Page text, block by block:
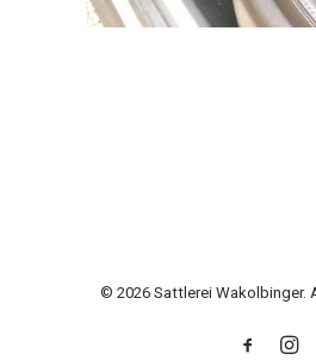
© 2026 Sattlerei Wakolbinger.